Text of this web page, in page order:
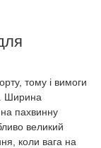
тому і вимоги
Ширина
пахвинну
великий
коли вага на